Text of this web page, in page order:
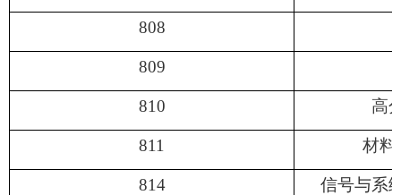
808
809
810 高
811 材料
814 信号与系